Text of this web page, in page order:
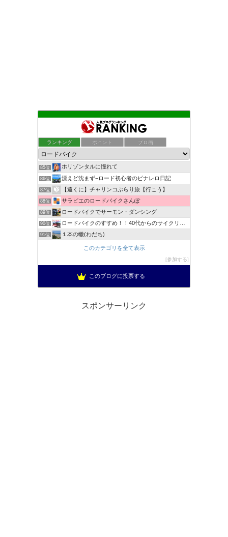
ランキング ポイント ブロ画
ロードバイクとひとりごとと…
らんぱぱ の ロードレーサー日記
83位 自転車健康生活
84位 ロードバイク メンテナンス 初心者の練習日記
85位 ホリゾンタルに憧れて
86位 漂えど沈まず−ロード初心者のピナレロ日記
87位 【遠くに】チャリンコぶらり旅【行こう】
88位 サラピエのロードバイクさんぽ
89位 ロードバイクでサーモン・ダンシング
90位 ロードバイクのすすめ！！40代からのサイクリスト生活！
91位 １本の轍(わだち)
ロードバイクをだらだら綴るブログ
吉祥寺とロードバイクとわたし
このカテゴリを全て表示
参加する
このブログに投票する
スポンサーリンク